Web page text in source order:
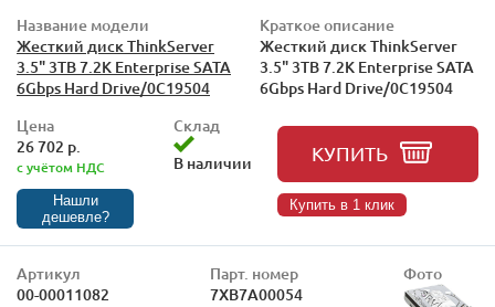
Название модели
Жесткий диск ThinkServer
3.5" 3TB 7.2K Enterprise SATA
6Gbps Hard Drive/0C19504
Краткое описание
Жесткий диск ThinkServer
3.5" 3TB 7.2K Enterprise SATA
6Gbps Hard Drive/0C19504
Цена
26 702 р.
с учётом НДС
Нашли
дешевле?
Склад
В наличии
КУПИТЬ
Купить в 1 клик
Артикул
00-00011082
Парт. номер
7XB7A00054
Фото